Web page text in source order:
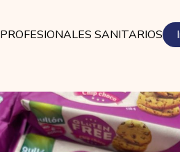
PROFESIONALES SANITARIOS